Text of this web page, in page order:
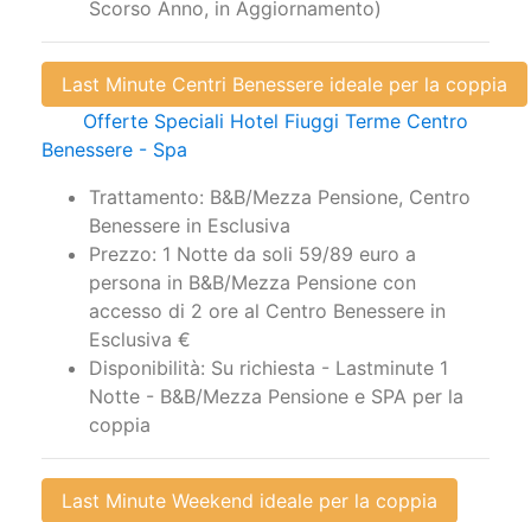
Last Minute Centri Benessere ideale per la coppia
Offerte Speciali Hotel Fiuggi Terme Centro
Benessere - Spa
Trattamento: B&B/Mezza Pensione, Centro
Benessere in Esclusiva
Prezzo: 1 Notte da soli 59/89 euro a
persona in B&B/Mezza Pensione con
accesso di 2 ore al Centro Benessere in
Esclusiva €
Disponibilità: Su richiesta - Lastminute 1
Notte - B&B/Mezza Pensione e SPA per la
coppia
Last Minute Weekend ideale per la coppia
Offerte Speciali Hotel Fiuggi Terme Centro